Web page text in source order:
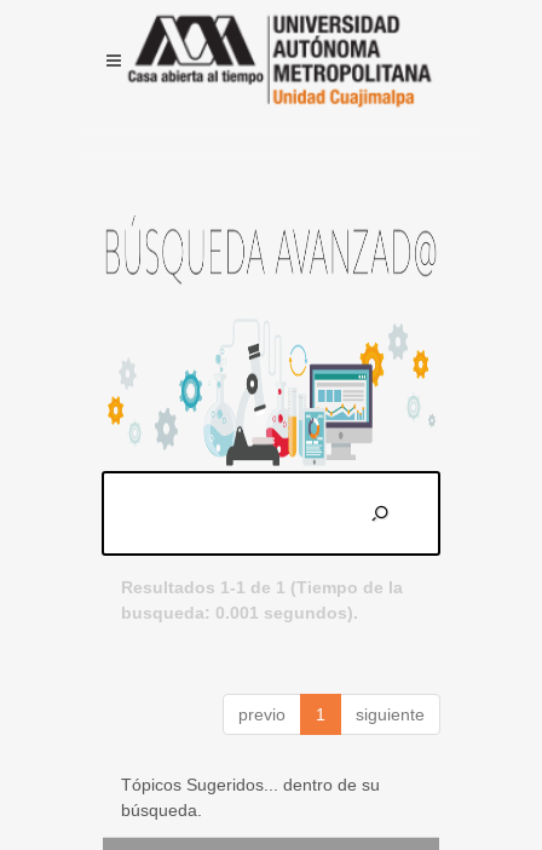
Resultados 1-1 de 1 (Tiempo de la
busqueda: 0.001 segundos).
previo 1 siguiente
Tópicos Sugeridos... dentro de su
búsqueda.